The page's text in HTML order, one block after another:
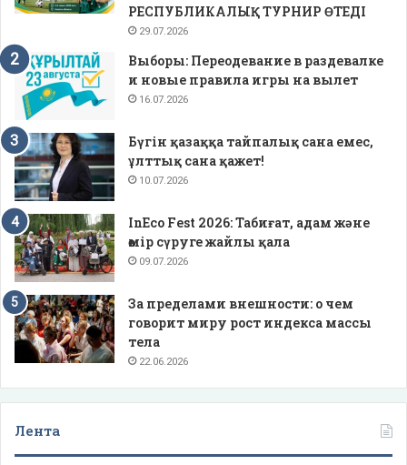
РЕСПУБЛИКАЛЫҚ ТУРНИР ӨТЕДІ
29.07.2026
Выборы: Переодевание в раздевалке
и новые правила игры на вылет
16.07.2026
Бүгін қазаққа тайпалық сана емес,
ұлттық сана қажет!
10.07.2026
InEco Fest 2026: Табиғат, адам және
өмір сүруге жайлы қала
09.07.2026
За пределами внешности: о чем
говорит миру рост индекса массы
тела
22.06.2026
Лента